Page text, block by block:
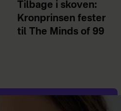
Tilbage i skoven:
Kronprinsen fester
til The Minds of 99